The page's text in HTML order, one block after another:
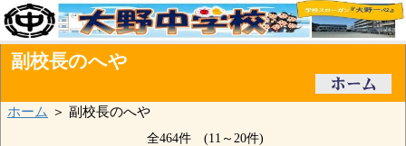
副校長のへや
ホーム ＞ 副校長のへや
全464件 (11～20件)